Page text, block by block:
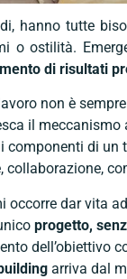
hanno tutte
o ostilità.
di risultati
non è
il
componenti di
collaborazione,
occorre dar vita
progetto,
dell’obiettivo
arriva dal